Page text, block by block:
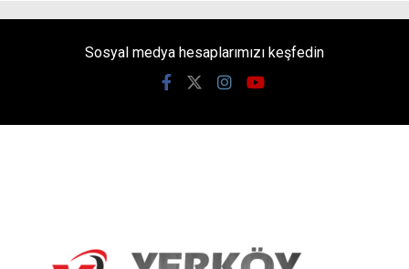
Sosyal medya hesaplarımızı keşfedin